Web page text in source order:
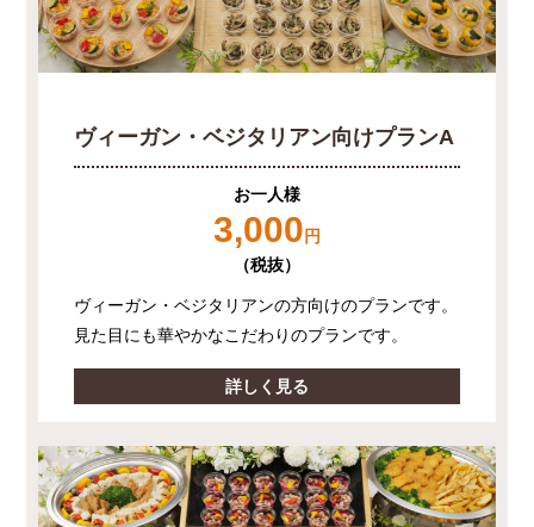
ヴィーガン・ベジタリアン向けプランA
お一人様
3,000円
（税抜）
ヴィーガン・ベジタリアンの方向けのプランです。
見た目にも華やかなこだわりのプランです。
詳しく見る